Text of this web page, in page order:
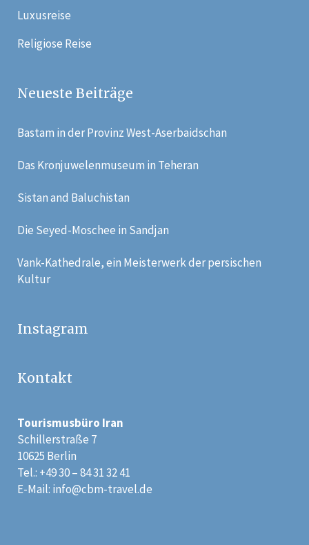
Luxusreise
Religiose Reise
Neueste Beiträge
Bastam in der Provinz West-Aserbaidschan
Das Kronjuwelenmuseum in Teheran
Sistan and Baluchistan
Die Seyed-Moschee in Sandjan
Vank-Kathedrale, ein Meisterwerk der persischen
Kultur
Instagram
Kontakt
Tourismusbüro Iran
Schillerstraße 7
10625 Berlin
Tel.: +49 30 – 84 31 32 41
E-Mail: info@cbm-travel.de